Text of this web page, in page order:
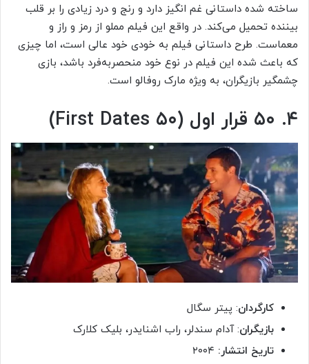
ساخته شده داستانی غم انگیز دارد و رنج و درد زیادی را بر قلب
بیننده تحمیل می‌کند. در واقع این فیلم مملو از رمز و راز و
معماست. طرح داستانی فیلم به خودی خود عالی است، اما چیزی
که باعث شده این فیلم در نوع خود منحصربه‌فرد باشد، بازی
چشمگیر بازیگران، به ویژه مارک روفالو است.
۴. ۵۰ قرار اول (۵۰ First Dates)
کارگردان: پیتر سگال
بازیگران: آدام سندلر، راب اشنایدر، بلیک کلارک
تاریخ انتشار: